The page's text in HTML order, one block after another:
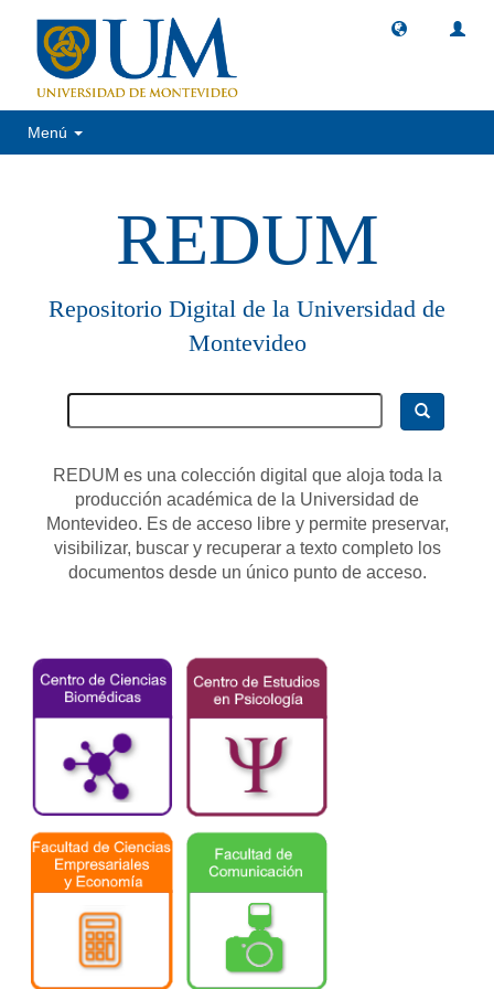
Menú
REDUM
Repositorio Digital de la Universidad de
Montevideo
REDUM es una colección digital que aloja toda la
producción académica de la Universidad de
Montevideo. Es de acceso libre y permite preservar,
visibilizar, buscar y recuperar a texto completo los
documentos desde un único punto de acceso.